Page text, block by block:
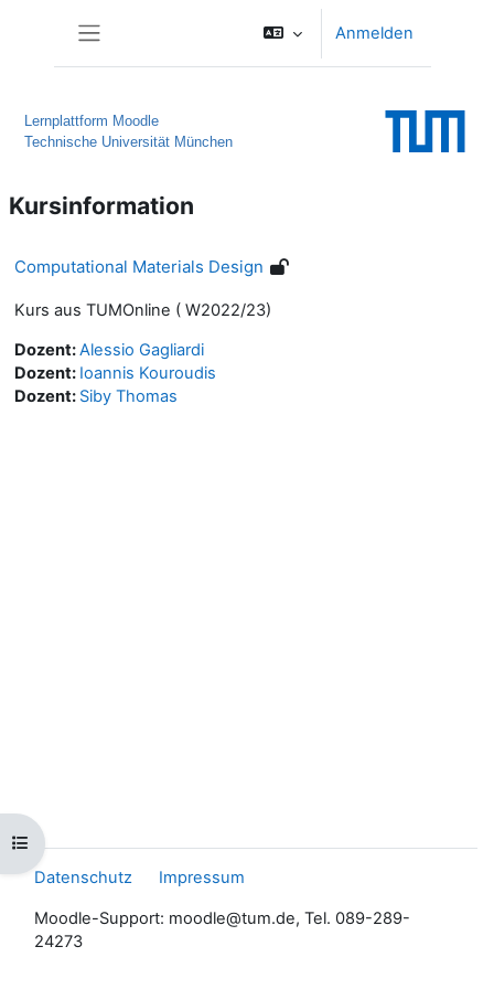
Anmelden
Lernplattform Moodle
Technische Universität München
Kursindex öffnen
Kursinformation
Computational Materials Design
Kurs aus TUMOnline ( W2022/23)
Dozent:Alessio Gagliardi
Dozent: Ioannis Kouroudis
Dozent: Siby Thomas
Datenschutz Impressum
Moodle-Support: moodle@tum.de, Tel. 089-289-
24273